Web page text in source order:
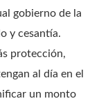
gobierno de la
y cesantía.
protección,
al día en el
un monto